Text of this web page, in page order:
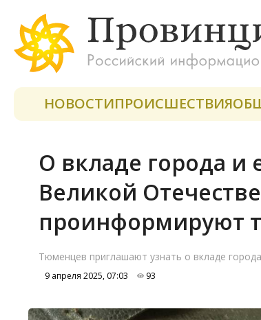
НОВОСТИПРОИСШЕСТВИЯ
О вкладе города и
Великой
проинформируют
Тюменцев приглашают узнать о вкладе
9 апреля 2025, 07:03 93